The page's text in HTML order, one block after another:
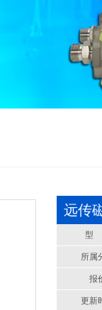
远传
型
所属
报
更新